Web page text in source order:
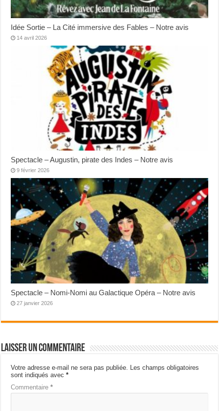
Idée Sortie – La Cité immersive des Fables – Notre avis
14 avril 2026
Spectacle – Augustin, pirate des Indes – Notre avis
9 février 2026
Spectacle – Nomi-Nomi au Galactique Opéra – Notre avis
27 janvier 2026
Laisser un commentaire
Votre adresse e-mail ne sera pas publiée. Les champs obligatoires
sont indiqués avec*
Commentaire*